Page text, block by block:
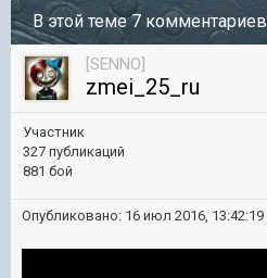
В этой теме 7 комментариев
[SENNO]
zmei_25_ru
Участник
327 публикаций
881 бой
Опубликовано: 16 июл 2016, 13:42:19